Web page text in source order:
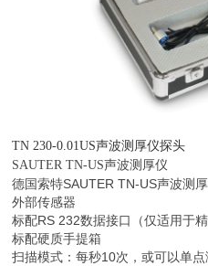
TN 230-0.01US声波测厚仪探头
SAUTER TN-US声波测厚仪
德国索特SAUTER TN-US声波测
外部传感器
标配RS 232数据接口（仅适用于
标配硬质手提箱
扫描模式：每秒10次，或可以单点